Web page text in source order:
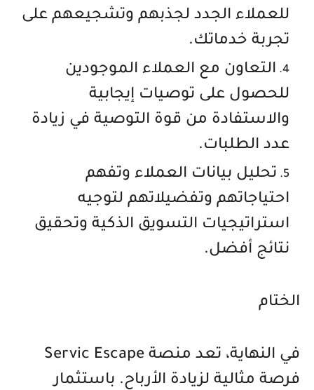
للعملاء الجدد لجذبهم وتشجيعهم على
تجربة خدماتك.
التعاون مع العملاء الموجودين
للحصول على توصيات إيجابية
والاستفادة من قوة التوصية في زيادة
عدد الطلبات.
تحليل بيانات العملاء وتفهم
احتياجاتهم وتفضيلاتهم لتوجيه
استراتيجيات التسويق الذكية وتحقيق
نتائج أفضل.
الختام
في النهاية، تعد منصة Servic Escape
فرصة مثالية لزيادة الأرباح. باستثمار